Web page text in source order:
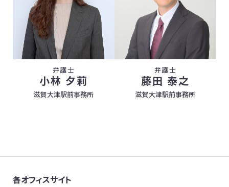
弁護士
小林 夕莉
滋賀大津駅前事務所
弁護士
藤田 泰之
滋賀大津駅前事務所
各オフィスサイト